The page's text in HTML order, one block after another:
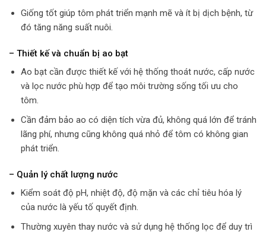
Giống tốt giúp tôm phát triển mạnh mẽ và ít bị dịch bệnh, từ
đó tăng năng suất nuôi.
– Thiết kế và chuẩn bị ao bạt
Ao bạt cần được thiết kế với hệ thống thoát nước, cấp nước
và lọc nước phù hợp để tạo môi trường sống tối ưu cho
tôm.
Cần đảm bảo ao có diện tích vừa đủ, không quá lớn để tránh
lãng phí, nhưng cũng không quá nhỏ để tôm có không gian
phát triển.
– Quản lý chất lượng nước
Kiểm soát độ pH, nhiệt độ, độ mặn và các chỉ tiêu hóa lý
của nước là yếu tố quyết định.
Thường xuyên thay nước và sử dụng hệ thống lọc để duy trì